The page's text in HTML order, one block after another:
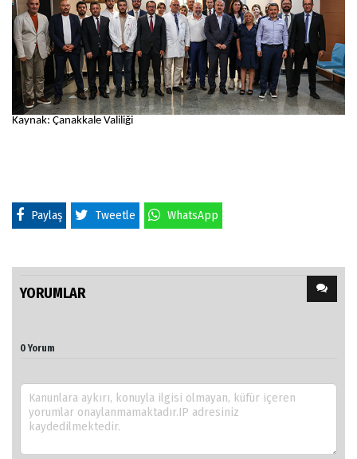
Kaynak: Çanakkale Valiliği
Paylaş Tweetle WhatsApp
YORUMLAR
0 Yorum